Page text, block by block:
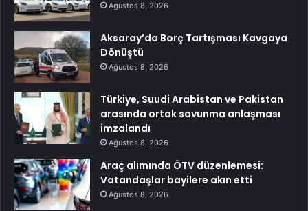
Ağustos 8, 2026
Aksaray’da Borç Tartışması Kavgaya
Dönüştü
Ağustos 8, 2026
Türkiye, Suudi Arabistan ve Pakistan
arasında ortak savunma anlaşması
imzalandı
Ağustos 8, 2026
Araç alımında ÖTV düzenlemesi:
Vatandaşlar bayilere akın etti
Ağustos 8, 2026